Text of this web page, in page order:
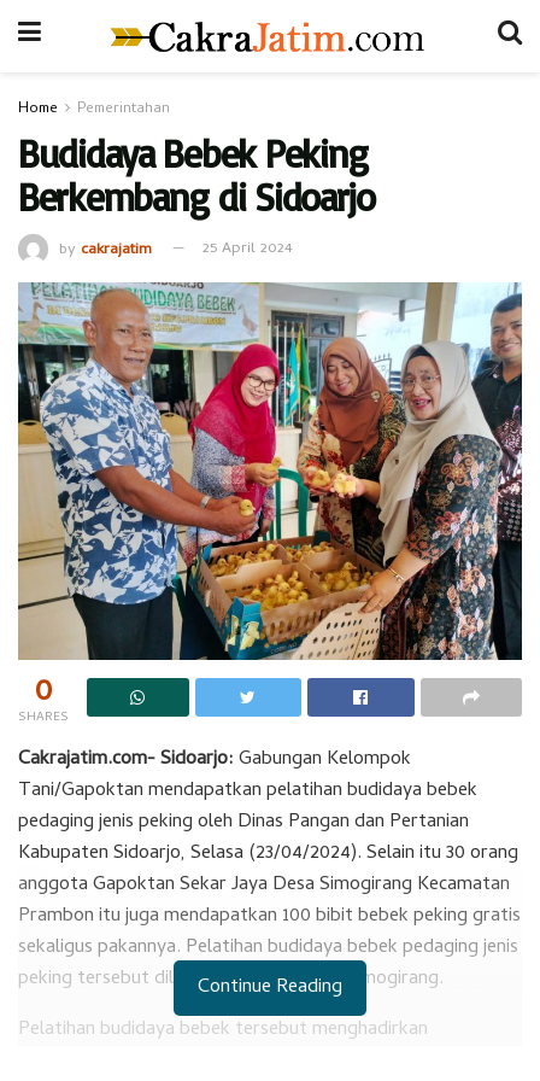
Home Pemerintahan
Budidaya Bebek Peking
Berkembang di Sidoarjo
by cakrajatim 25 April 2024
0
SHARES
Cakrajatim.com- Sidoarjo:Gabungan Kelompok
Tani/Gapoktan mendapatkan pelatihan budidaya bebek
pedaging jenis peking oleh Dinas Pangan dan Pertanian
Kabupaten Sidoarjo, Selasa (23/04/2024). Selain itu 30 orang
anggota Gapoktan Sekar Jaya Desa Simogirang Kecamatan
Prambon itu juga mendapatkan 100 bibit bebek peking gratis
sekaligus pakannya. Pelatihan budidaya bebek pedaging jenis
peking tersebut dilakukan di balai Desa Simogirang.
Pelatihan budidaya bebek tersebut menghadirkan
Continue Reading